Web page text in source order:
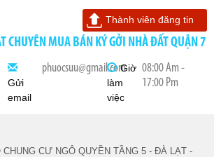
CHUYÊN MUA BÁN KÝ GỞI NHÀ ĐẤT QUẬN 7
Gửi
email
phuocsuu@gmail.comGiờ
làm
việc
08:00 Am -
17:00 Pm
Thành viên đăng tin
CHUNG CƯ NGÔ QUYỀN TẦNG 5 - ĐÀ LẠT -